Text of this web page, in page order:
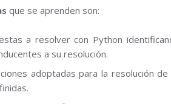
que se aprenden son:
a resolver con Python
a su resolución.
adoptadas para la resolución